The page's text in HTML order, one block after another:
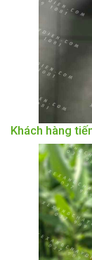
Khách hàng